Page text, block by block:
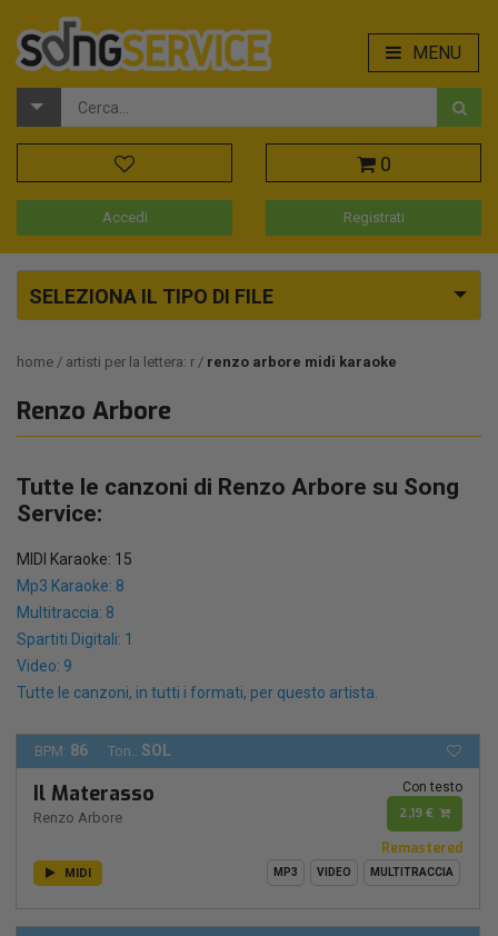
MENU
0
Accedi Registrati
SELEZIONA IL TIPO DI FILE
home artisti per la lettera: r renzo arbore midi karaoke
Renzo Arbore
Tutte le canzoni di Renzo Arbore su Song
Service:
MIDI Karaoke: 15
Mp3 Karaoke: 8
Multitraccia: 8
Spartiti Digitali: 1
Video: 9
Tutte le canzoni, in tutti i formati, per questo artista.
BPM: 86 Ton.: SOL
Il Materasso
Renzo Arbore
Con testo
2,19 €
Remastered
MIDI MP3 VIDEO MULTITRACCIA